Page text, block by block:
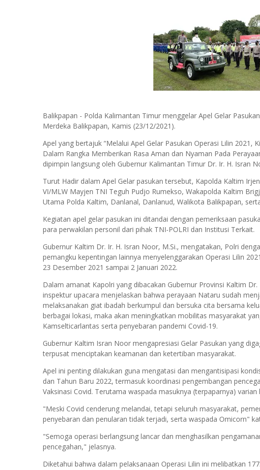
Balikpapan - Polda Kalimantan Timur menggelar Apel Gelar
Merdeka Balikpapan, Kamis (23/12/2021).
Apel yang bertajuk “Melalui Apel Gelar Pasukan Operasi Lilin 2021,
Dalam Rangka Memberikan Rasa Aman dan Nyaman Pada
dipimpin langsung oleh Gubernur Kalimantan Timur Dr. Ir. H. Isran
Turut Hadir dalam Apel Gelar pasukan tersebut, Kapolda Kaltim
VI/MLW Mayjen TNI Teguh Pudjo Rumekso, Wakapolda Kaltim
Utama Polda Kaltim, Danlanal, Danlanud, Walikota Balikpapan,
Kegiatan apel gelar pasukan ini ditandai dengan pemeriksaan
para perwakilan personil dari pihak TNI-POLRI dan Institusi Terkait.
Gubernur Kaltim Dr. Ir. H. Isran Noor, M.Si., mengatakan, Polri
pemangku kepentingan lainnya menyelenggarakan Operasi Lilin
23 Desember 2021 sampai 2 Januari 2022.
Dalam amanat Kapolri yang dibacakan Gubernur Provinsi Kaltim
inspektur upacara menjelaskan bahwa perayaan Nataru sudah
melaksanakan giat ibadah berkumpul dan bersuka cita bersama
berbagai lokasi, maka akan meningkatkan mobilitas masyarakat
Kamselticarlantas serta penyebaran pandemi Covid-19.
Gubernur Kaltim Isran Noor mengapresiasi Gelar Pasukan yang
terpusat menciptakan keamanan dan ketertiban masyarakat.
Apel ini penting dilakukan guna mengatasi dan mengantisipasi
dan Tahun Baru 2022, termasuk koordinasi pengembangan
Vaksinasi Covid. Terutama waspada masuknya (terpaparnya) varian
"Meski Covid cenderung melandai, tetapi seluruh masyarakat,
penyebaran dan penularan tidak terjadi, serta waspada Omicorn"
"Semoga operasi berlangsung lancar dan menghasilkan
pencegahan," jelasnya.
Diketahui bahwa dalam pelaksanaan Operasi Lilin ini melibatkan